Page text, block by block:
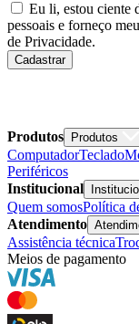
Eu li, estou ciente
pessoais e forneço
de Privacidade.
Cadastrar
Produtos Produtos
ComputadorTeclado
Periféricos
Institucional
Quem somosPolítica
Atendimento
Assistência técnica
Meios de pagamento